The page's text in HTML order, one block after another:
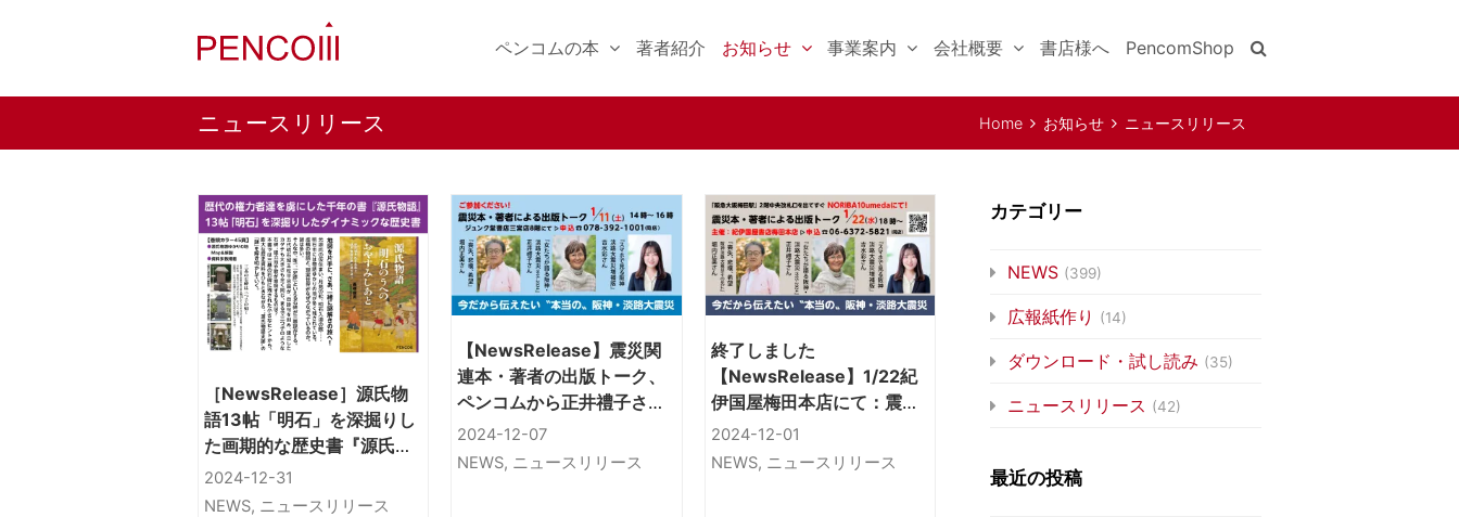
ペンコムの本 著者紹介 お知らせ 事業案内 会社概要 書店様へ PencomShop
ニュースリリース Home お知らせ ニュースリリース
［NewsRelease］源氏物
語13帖「明石」を深掘りし
た画期的な歴史書『源氏物
語 明石のうへのおやすみし
あと』
2024-12-31
NEWS, ニュースリリース
【NewsRelease】震災関
連本・著者の出版トーク、
ペンコムから正井禮子さん
「女たちが語る阪神・淡路
大震災 1995-2024」
2024-12-07
NEWS, ニュースリリース
終了しました
【NewsRelease】1/22紀
伊国屋梅田本店にて：震災
関連本・著者の出版トー
ク、ペンコムから正井禮子
2024-12-01
NEWS, ニュースリリース
カテゴリー
NEWS (399)
広報紙作り (14)
ダウンロード・試し読み (35)
ニュースリリース (42)
最近の投稿